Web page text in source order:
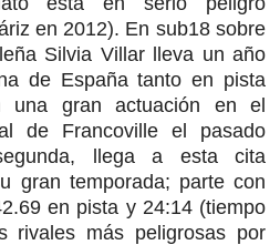
en 2012). En sub18 sobre
Silvia Villar lleva un año
de España tanto en pista
gran actuación en el
de Francoville el pasado
llega a esta cita
gran temporada; parte con
en pista y 24:14 (tiempo
rivales más peligrosas por